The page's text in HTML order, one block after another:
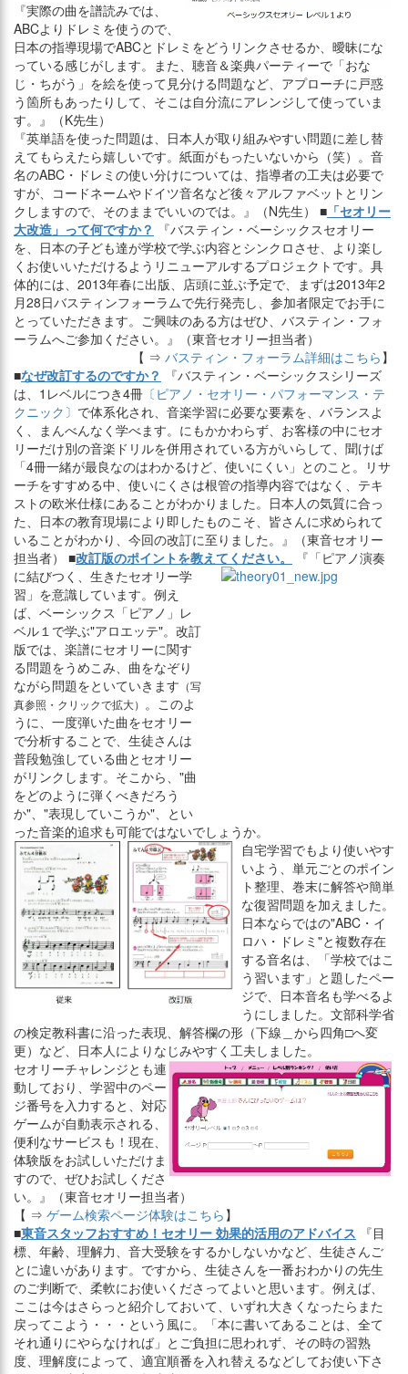
『実際の曲を譜読みでは、
ABCよりドレミを使うので、
日本の指導現場でABCとドレミをどうリンクさせるか、曖昧にな
っている感じがします。また、聴音＆楽典パーティーで「おな
じ・ちがう」を絵を使って見分ける問題など、アプローチに戸惑
う箇所もあったりして、そこは自分流にアレンジして使っていま
す。』（K先生）
『英単語を使った問題は、日本人が取り組みやすい問題に差し替
えてもらえたら嬉しいです。紙面がもったいないから（笑）。音
名のABC・ドレミの使い分けについては、指導者の工夫は必要で
すが、コードネームやドイツ音名など後々アルファベットとリン
クしますので、そのままでいいのでは。』（N先生） ■ 「セオリー
大改造」って何ですか？
『バスティン・ベーシックスセオリー
を、日本の子ども達が学校で学ぶ内容とシンクロさせ、より楽し
くお使いいただけるようリニューアルするプロジェクトです。具
体的には、2013年春に出版、店頭に並ぶ予定で、まずは2013年2
月28日バスティンフォーラムで先行発売し、参加者限定でお手に
とっていただきます。ご興味のある方はぜひ、バスティン・フォ
ーラムへご参加ください。』（東音セオリー担当者）
【 ⇒ バスティン・フォーラム詳細はこちら 】
■なぜ改訂するのですか？
『バスティン・ベーシックスシリーズ
は、1レベルにつき4冊 〔ピアノ・セオリー・パフォーマンス・テ
クニック〕 で体系化され、音楽学習に必要な要素を、バランスよ
く、まんべんなく学べます。にもかかわらず、お客様の中にセオ
リーだけ別の音楽ドリルを併用されている方がいらして、聞けば
「4冊一緒が最良なのはわかるけど、使いにくい」とのこと。リサ
ーチをすすめる中、使いにくさは根管の指導内容ではなく、テキ
ストの欧米仕様にあることがわかりました。日本人の気質に合っ
た、日本の教育現場により即したものこそ、皆さんに求められて
いることがわかり、今回の改訂に至りました。』（東音セオリー
担当者） ■改訂版のポイントを教えてください。
『「ピアノ演奏
に結びつく、生きたセオリー学
習」を意識しています。例え
ば、ベーシックス「ピアノ」レ
ベル１で学ぶ"アロエッテ"。改訂
版では、楽譜にセオリーに関す
る問題をうめこみ、曲をなぞり
ながら問題をといていきます （写
真参照・クリックで拡大） 。このよ
うに、一度弾いた曲をセオリー
で分析することで、生徒さんは
普段勉強している曲とセオリー
がリンクします。そこから、"曲
をどのように弾くべきだろう
か"、"表現していこうか"、とい
った音楽的追求も可能ではないでしょうか。
自宅学習でもより使いやす
いよう、単元ごとのポイン
ト整理、巻末に解答や簡単
な復習問題を加えました。
日本ならではの"ABC・イ
ロハ・ドレミ"と複数存在
する音名は、「学校ではこ
う習います」と題したペー
ジで、日本音名も学べるよ
うにしました。文部科学省
の検定教科書に沿った表現、解答欄の形（下線＿から四角□へ変
更）など、日本人によりなじみやすく工夫しました。
セオリーチャレンジとも連
動しており、学習中のペー
ジ番号を入力すると、対応
ゲームが自動表示される、
便利なサービスも！現在、
体験版をお試しいただけま
すので、ぜひお試しくださ
い。』（東音セオリー担当者）
【 ⇒ ゲーム検索ページ体験はこちら 】
■東音スタッフおすすめ！セオリー 効果的活用のアドバイス 『目
標、年齢、理解力、音大受験をするかしないかなど、生徒さんご
とに違いがあります。ですから、生徒さんを一番おわかりの先生
のご判断で、柔軟にお使いくださってよいと思います。例えば、
ここは今はさらっと紹介しておいて、いずれ大きくなったらまた
戻ってこよう・・・という風に。「本に書いてあることは、全て
それ通りにやらなければ」とご負担に思われず、その時の習熟
度、理解度によって、適宜順番を入れ替えるなどしてお使い下さ